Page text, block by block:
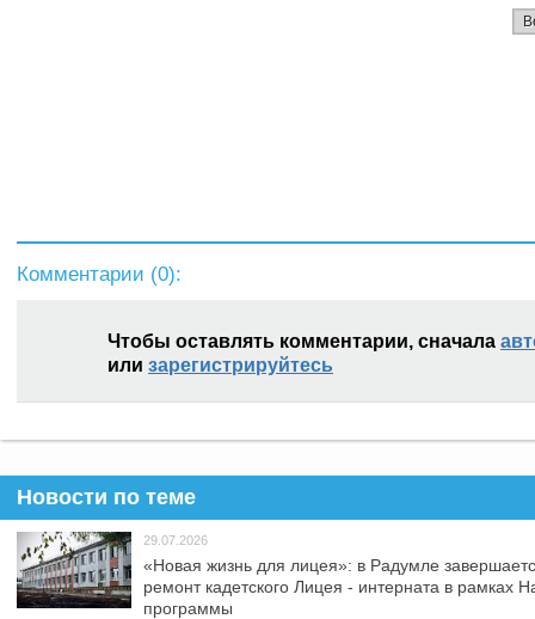
Комментарии (0):
Чтобы оставлять комментарии, сначала
или зарегистрируйтесь
Новости по теме
29.07.2026
«Новая жизнь для лицея»: в Радумле
ремонт кадетского Лицея - интерната в рамках
программы